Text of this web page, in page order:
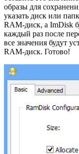
образы для
указать диск или
RAM-диск, а ImDisk
каждый раз после
все значения будут
RAM-диск. Готово!